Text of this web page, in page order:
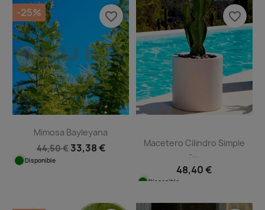
Mimosa Bayleyana
44,50 € 33,38 €
Disponible
-25% favorite_border
Macetero Cilindro Simple
-...
48,40 €
Disponible
favorite_border